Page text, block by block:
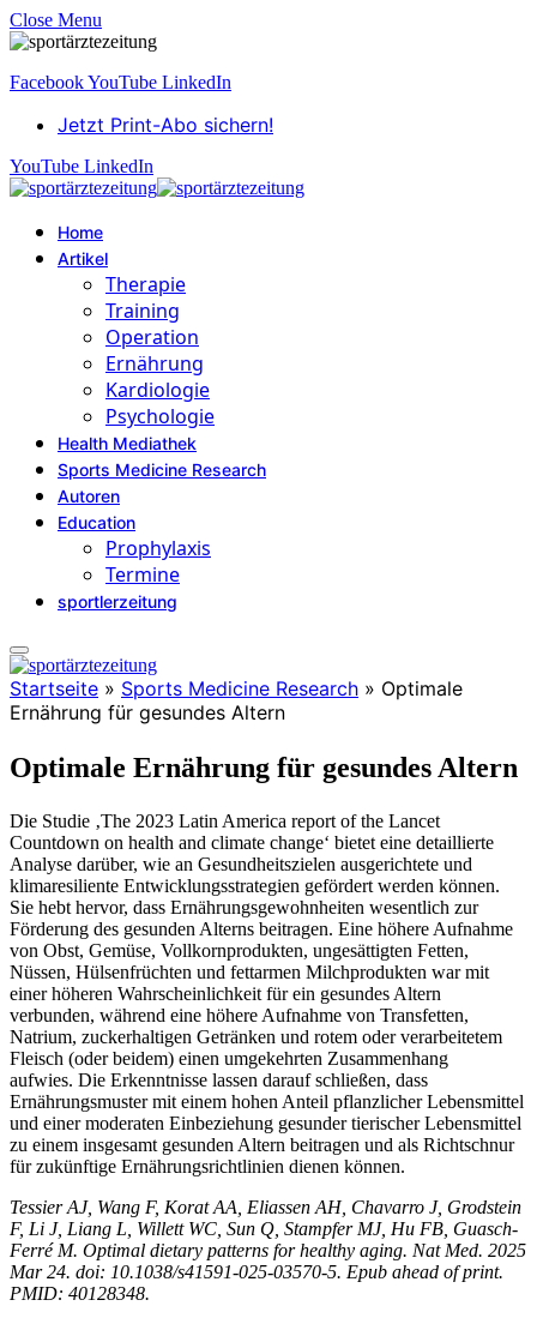
Close Menu
FacebookYouTube LinkedIn
Jetzt Print-Abo sichern!
YouTube LinkedIn
Home
Artikel
Therapie
Training
Operation
Ernährung
Kardiologie
Psychologie
Health Mediathek
Sports Medicine Research
Autoren
Education
Prophylaxis
Termine
sportlerzeitung
Startseite » Sports Medicine Research » Optimale
Ernährung für gesundes Altern
Optimale Ernährung für gesundes Altern
Die Studie ‚The 2023 Latin America report of the Lancet
Countdown on health and climate change‘ bietet eine detaillierte
Analyse darüber, wie an Gesundheitszielen ausgerichtete und
klimaresiliente Entwicklungsstrategien gefördert werden können.
Sie hebt hervor, dass Ernährungsgewohnheiten wesentlich zur
Förderung des gesunden Alterns beitragen. Eine höhere Aufnahme
von Obst, Gemüse, Vollkornprodukten, ungesättigten Fetten,
Nüssen, Hülsenfrüchten und fettarmen Milchprodukten war mit
einer höheren Wahrscheinlichkeit für ein gesundes Altern
verbunden, während eine höhere Aufnahme von Transfetten,
Natrium, zuckerhaltigen Getränken und rotem oder verarbeitetem
Fleisch (oder beidem) einen umgekehrten Zusammenhang
aufwies. Die Erkenntnisse lassen darauf schließen, dass
Ernährungsmuster mit einem hohen Anteil pflanzlicher Lebensmittel
und einer moderaten Einbeziehung gesunder tierischer Lebensmittel
zu einem insgesamt gesunden Altern beitragen und als Richtschnur
für zukünftige Ernährungsrichtlinien dienen können.
Tessier AJ, Wang F, Korat AA, Eliassen AH, Chavarro J, Grodstein
F, Li J, Liang L, Willett WC, Sun Q, Stampfer MJ, Hu FB, Guasch-
Ferré M. Optimal dietary patterns for healthy aging. Nat Med. 2025
Mar 24. doi: 10.1038/s41591-025-03570-5. Epub ahead of print.
PMID: 40128348.